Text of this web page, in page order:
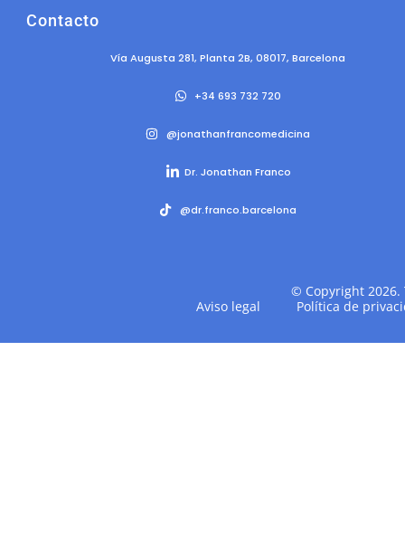
Contacto
Vía Augusta 281, Planta 2B, 08017, Barcelona
+34 693 732 720
@jonathanfrancomedicina
Dr. Jonathan Franco
@‌dr.franco.barcelona
© Copyright 2026.
Aviso legal
Política de